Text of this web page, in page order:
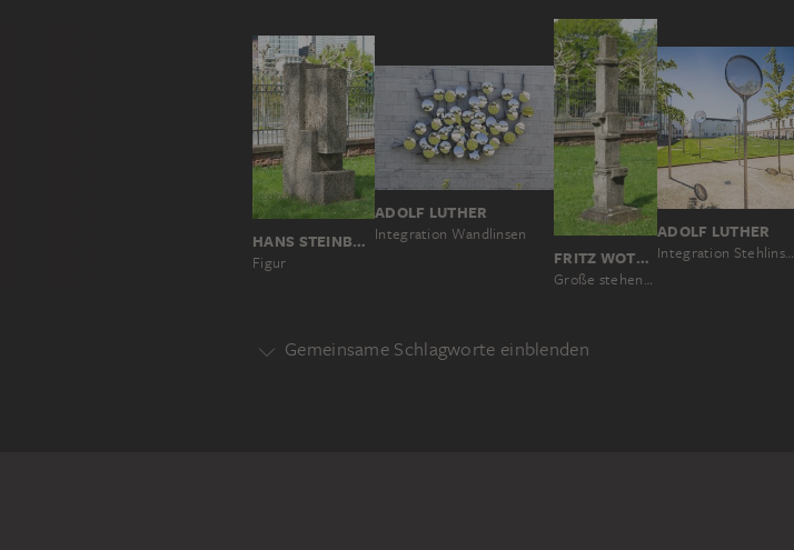
HANS STEINBRENNER
Figur
ADOLF LUTHER
Integration Wandlinsen
FRITZ WOTRUBA
Große stehende Figur
ADOLF LUTHER
Integration Stehlinsen
Gemeinsame Schlagworte einblenden